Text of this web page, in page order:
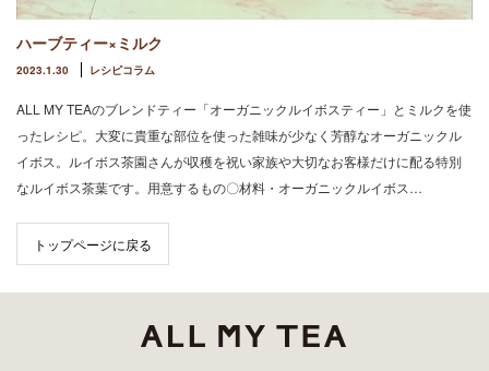
ハーブティー×ミルク
2023.1.30 レシピコラム
ALL MY TEAのブレンドティー「オーガニックルイボスティー」とミルクを使
ったレシピ。大変に貴重な部位を使った雑味が少なく芳醇なオーガニックル
イボス。ルイボス茶園さんが収穫を祝い家族や大切なお客様だけに配る特別
なルイボス茶葉です。用意するもの〇材料・オーガニックルイボス…
トップページに戻る